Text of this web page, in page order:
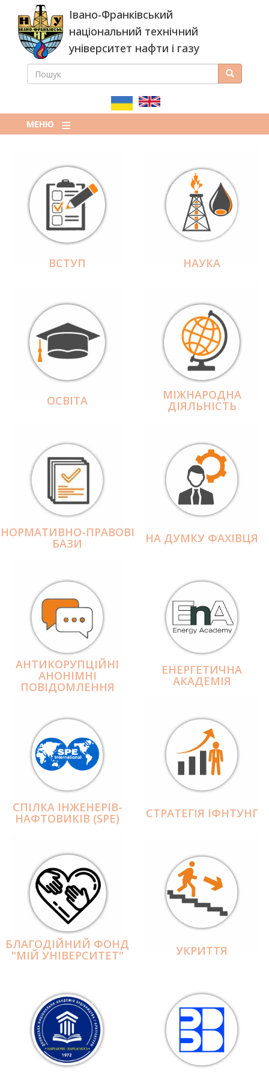
основного
вмісту
Івано-Франківський
національний технічний
університет нафти і газу
ПОШУКОВА
ПОШУК Пошук
МЕНЮ
ВСТУП НАУКА
ОСВІТА МІЖНАРОДНА
ДІЯЛЬНІCТЬ
НОРМАТИВНО-ПРАВОВІ
БАЗИ НА ДУМКУ ФАХІВЦЯ
АНТИКОРУПЦІЙНІ
АНОНІМНІ
ПОВІДОМЛЕННЯ
ЕНЕРГЕТИЧНА
АКАДЕМІЯ
СПІЛКА ІНЖЕНЕРІВ-
НАФТОВИКІВ (SPE) СТРАТЕГІЯ ІФНТУНГ
БЛАГОДІЙНИЙ ФОНД
"МІЙ УНІВЕРСИТЕТ" УКРИТТЯ